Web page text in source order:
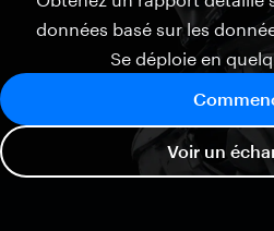
données basé sur les
Se déploie en
Voir un